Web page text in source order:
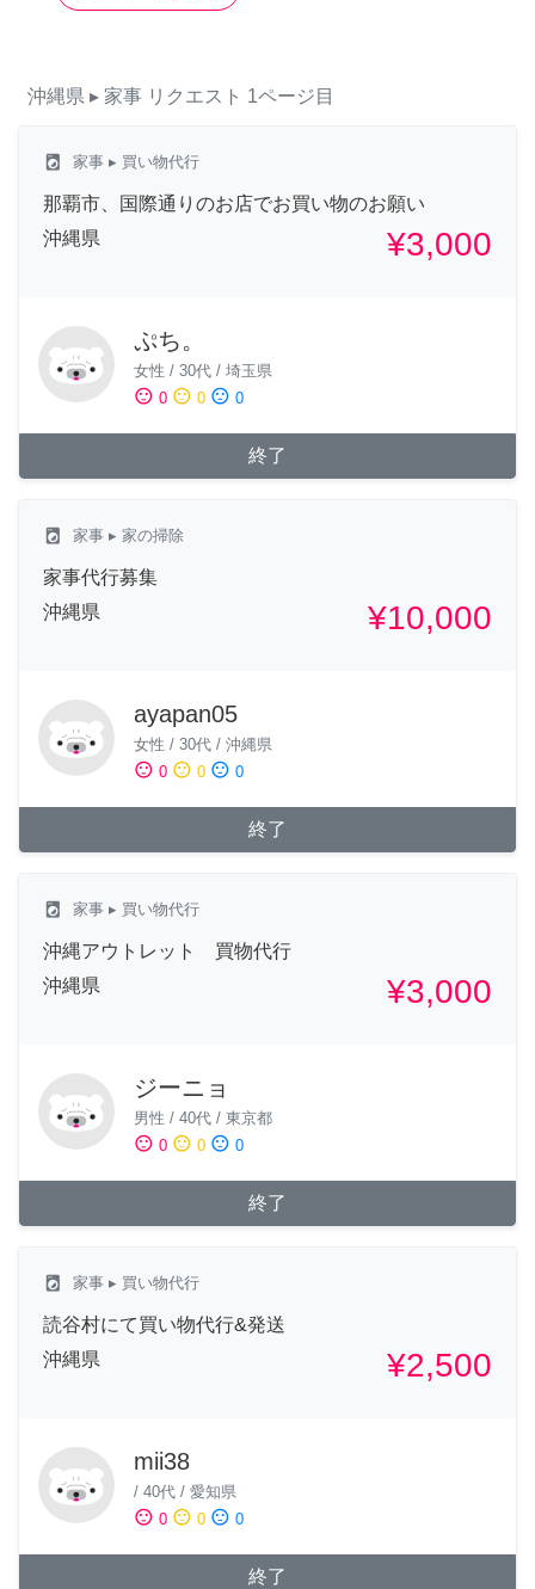
沖縄県 ▸ 家事 リクエスト 1ページ目
local_laundry_service 家事 ▸ 買い物代行
那覇市、国際通りのお店でお買い物のお願い
沖縄県
¥3,000
ぷち。
女性 / 30代 / 埼玉県
sentiment_satisfied 0 sentiment_neutral 0 sentiment_dissatisfied 0
終了
local_laundry_service 家事 ▸ 家の掃除
家事代行募集
沖縄県
¥10,000
ayapan05
女性 / 30代 / 沖縄県
sentiment_satisfied 0 sentiment_neutral 0 sentiment_dissatisfied 0
終了
local_laundry_service 家事 ▸ 買い物代行
沖縄アウトレット 買物代行
沖縄県
¥3,000
ジーニョ
男性 / 40代 / 東京都
sentiment_satisfied 0 sentiment_neutral 0 sentiment_dissatisfied 0
終了
local_laundry_service 家事 ▸ 買い物代行
読谷村にて買い物代行&発送
沖縄県
¥2,500
mii38
/ 40代 / 愛知県
sentiment_satisfied 0 sentiment_neutral 0 sentiment_dissatisfied 0
終了